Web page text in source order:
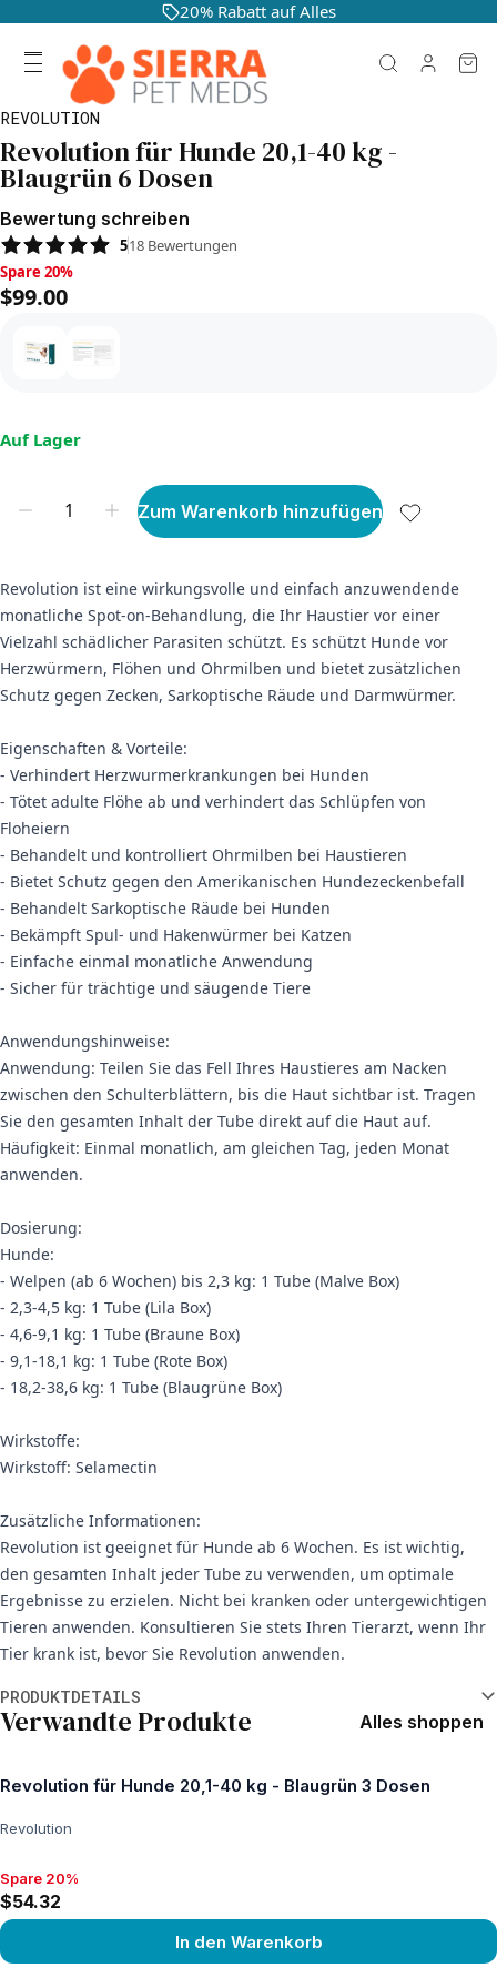
20% Rabatt auf Alles
REVOLUTION
Revolution für Hunde 20,1-40 kg -
Blaugrün 6 Dosen
Bewertung schreiben
518 Bewertungen
Spare 20%, $99.00
Spare 20%
$99.00
Auf Lager
Zum Warenkorb hinzufügen
Revolution ist eine wirkungsvolle und einfach anzuwendende
monatliche Spot-on-Behandlung, die Ihr Haustier vor einer
Vielzahl schädlicher Parasiten schützt. Es schützt Hunde vor
Herzwürmern, Flöhen und Ohrmilben und bietet zusätzlichen
Schutz gegen Zecken, Sarkoptische Räude und Darmwürmer.
Eigenschaften & Vorteile:
- Verhindert Herzwurmerkrankungen bei Hunden
- Tötet adulte Flöhe ab und verhindert das Schlüpfen von
Floheiern
- Behandelt und kontrolliert Ohrmilben bei Haustieren
- Bietet Schutz gegen den Amerikanischen Hundezeckenbefall
- Behandelt Sarkoptische Räude bei Hunden
- Bekämpft Spul- und Hakenwürmer bei Katzen
- Einfache einmal monatliche Anwendung
- Sicher für trächtige und säugende Tiere
Anwendungshinweise:
Anwendung: Teilen Sie das Fell Ihres Haustieres am Nacken
zwischen den Schulterblättern, bis die Haut sichtbar ist. Tragen
Sie den gesamten Inhalt der Tube direkt auf die Haut auf.
Häufigkeit: Einmal monatlich, am gleichen Tag, jeden Monat
anwenden.
Dosierung:
Hunde:
- Welpen (ab 6 Wochen) bis 2,3 kg: 1 Tube (Malve Box)
- 2,3-4,5 kg: 1 Tube (Lila Box)
- 4,6-9,1 kg: 1 Tube (Braune Box)
- 9,1-18,1 kg: 1 Tube (Rote Box)
- 18,2-38,6 kg: 1 Tube (Blaugrüne Box)
Wirkstoffe:
Wirkstoff: Selamectin
Zusätzliche Informationen:
Revolution ist geeignet für Hunde ab 6 Wochen. Es ist wichtig,
den gesamten Inhalt jeder Tube zu verwenden, um optimale
Ergebnisse zu erzielen. Nicht bei kranken oder untergewichtigen
Tieren anwenden. Konsultieren Sie stets Ihren Tierarzt, wenn Ihr
Tier krank ist, bevor Sie Revolution anwenden.
PRODUKTDETAILS
Verwandte Produkte Alles shoppen
Revolution für Hunde 20,1-40 kg - Blaugrün 3 Dosen
Revolution
Spare 20%, $54.32
Spare 20%
$54.32
In den Warenkorb